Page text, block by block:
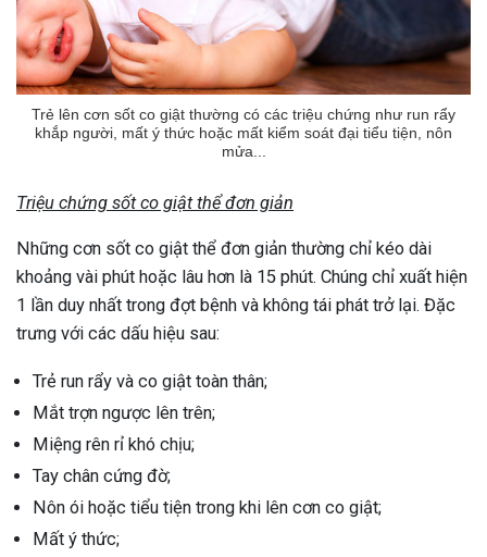
Trẻ lên cơn sốt co giật thường có các triệu chứng như run rẩy
khắp người, mất ý thức hoặc mất kiểm soát đại tiểu tiện, nôn
mửa...
Triệu chứng sốt co giật thể đơn giản
Những cơn sốt co giật thể đơn giản thường chỉ kéo dài
khoảng vài phút hoặc lâu hơn là 15 phút. Chúng chỉ xuất hiện
1 lần duy nhất trong đợt bệnh và không tái phát trở lại. Đặc
trưng với các dấu hiệu sau:
Trẻ run rẩy và co giật toàn thân;
Mắt trợn ngược lên trên;
Miệng rên rỉ khó chịu;
Tay chân cứng đờ;
Nôn ói hoặc tiểu tiện trong khi lên cơn co giật;
Mất ý thức;